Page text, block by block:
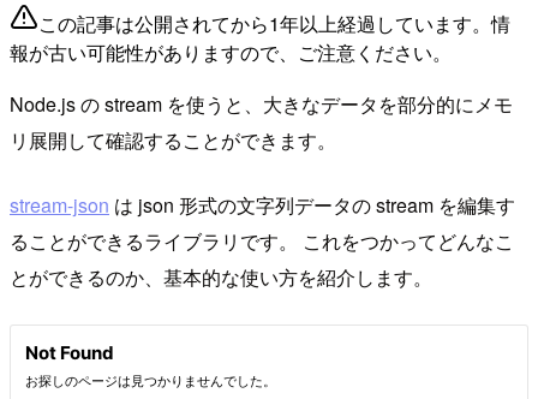
この記事は公開されてから1年以上経過しています。情
報が古い可能性がありますので、ご注意ください。
Node.js の stream を使うと、大きなデータを部分的にメモ
リ展開して確認することができます。
stream-json は json 形式の文字列データの stream を編集す
ることができるライブラリです。 これをつかってどんなこ
とができるのか、基本的な使い方を紹介します。